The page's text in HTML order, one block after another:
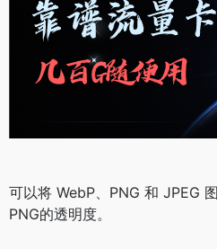
可以将 WebP、PNG 和 JPEG
PNG的透明度。